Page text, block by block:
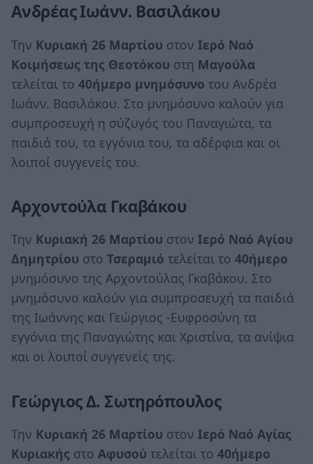
Ανδρέας Ιωάνν. Βασιλάκου
Την Κυριακή 26 Μαρτίου στον Ιερό Ναό
Κοιμήσεως της Θεοτόκου στη Μαγούλα
τελείται το 40ήμερο μνημόσυνο του Ανδρέα
Ιωάνν. Βασιλάκου. Στο μνημόσυνο καλούν για
συμπροσευχή η σύζυγός του Παναγιώτα, τα
παιδιά του, τα εγγόνια του, τα αδέρφια και οι
λοιποί συγγενείς του.
Αρχοντούλα Γκαβάκου
Την Κυριακή 26 Μαρτίου στον Ιερό Ναό Αγίου
Δημητρίου στο Τσεραμιό τελείται το 40ήμερο
μνημόσυνο της Αρχοντούλας Γκαβάκου. Στο
μνημόσυνο καλούν για συμπροσευχή τα παιδιά
της Ιωάννης και Γεώργιος -Ευφροσύνη τα
εγγόνια της Παναγιώτης και Χριστίνα, τα ανίψια
και οι λοιποί συγγενείς της.
Γεώργιος Δ. Σωτηρόπουλος
Την Κυριακή 26 Μαρτίου στον Ιερό Ναό Αγίας
Κυριακής στο Αφυσού τελείται το 40ήμερο